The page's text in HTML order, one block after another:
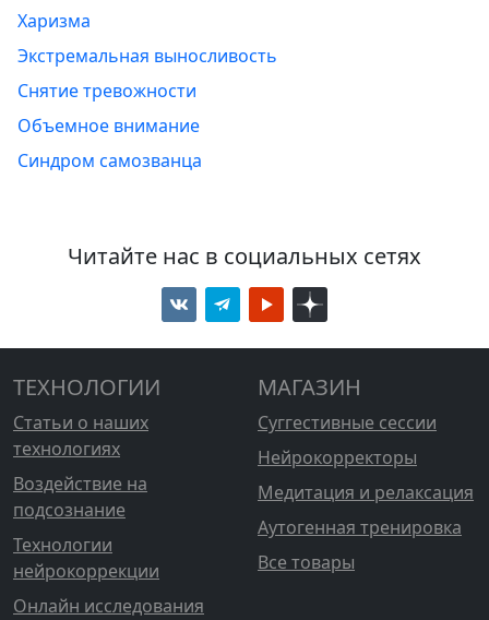
Харизма
Экстремальная выносливость
Снятие тревожности
Объемное внимание
Синдром самозванца
Читайте нас в социальных сетях
ТЕХНОЛОГИИ
Статьи о наших
технологиях
Воздействие на
подсознание
Технологии
нейрокоррекции
Онлайн исследования
МАГАЗИН
Суггестивные сессии
Нейрокорректоры
Медитация и релаксация
Аутогенная тренировка
Все товары